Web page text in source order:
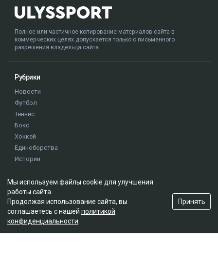
Полное или частичное копирование материалов сайта в
коммерческих целях допускается только с письменного
разрешения владельца сайта.
Рубрики
Новости
Футбол
Теннис
Бокс
Хоккей
Единоборства
Истории
О проекте
Правила сайта
Реклама на сайте
Мы используем файлы cookie для улучшения
работы сайта.
Продолжая использование сайта, вы
соглашаетесь с нашей политикой
конфиденциальности
Принять